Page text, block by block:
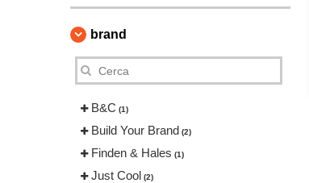
brand
B&C (1)
Build Your Brand (2)
Finden & Hales (1)
Just Cool (2)